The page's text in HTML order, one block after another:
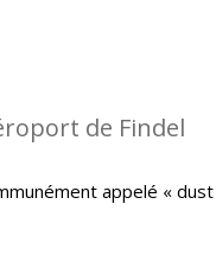
de Findel
appelé «